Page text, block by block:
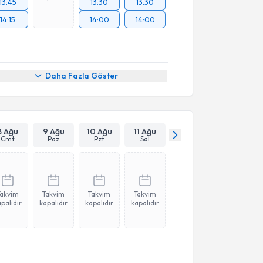
14:15
14:00
14:00
Daha Fazla Göster
Ağu
Cmt
9 Ağu
Paz
10 Ağu
Pzt
11 Ağu
Sal
Takvim
kapalıdır
Takvim
kapalıdır
Takvim
kapalıdır